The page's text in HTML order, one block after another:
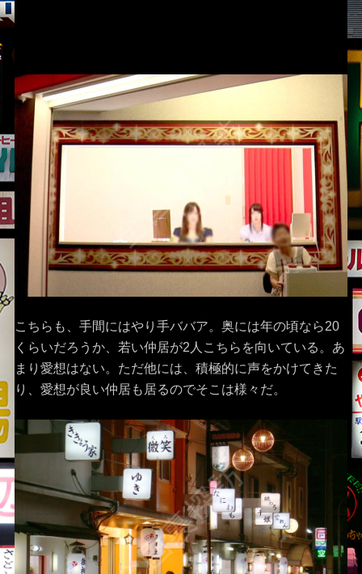
こちらも、手間にはやり手ババア。奥には年の頃なら20
くらいだろうか、若い仲居が2人こちらを向いている。あ
まり愛想はない。ただ他には、積極的に声をかけてきた
り、愛想が良い仲居も居るのでそこは様々だ。